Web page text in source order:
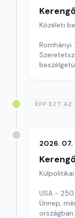
Kerengő
Közéleti
Romhányi
ÉPP EZT AZ
2026. 07.
Kerengő
USA -
Ünnep,
országban